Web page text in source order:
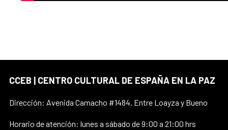
CCEB | CENTRO CULTURAL DE ESPAÑA EN LA PAZ
Dirección: Avenida Camacho #1484. Entre Loayza y Bueno
Horario de atención: lunes a sábado de 9:00 a 21:00 hrs